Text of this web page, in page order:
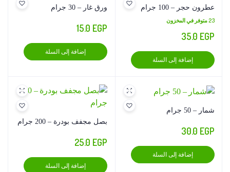
عطرون حجر – 100 جرام
23 متوفر في المخزون
35.0 EGP
إضافة إلى السلة
ورق غار – 30 جرام
15.0 EGP
إضافة إلى السلة
شمار – 50 جرام
30.0 EGP
إضافة إلى السلة
بصل مجفف بودرة – 200 جرام
25.0 EGP
إضافة إلى السلة